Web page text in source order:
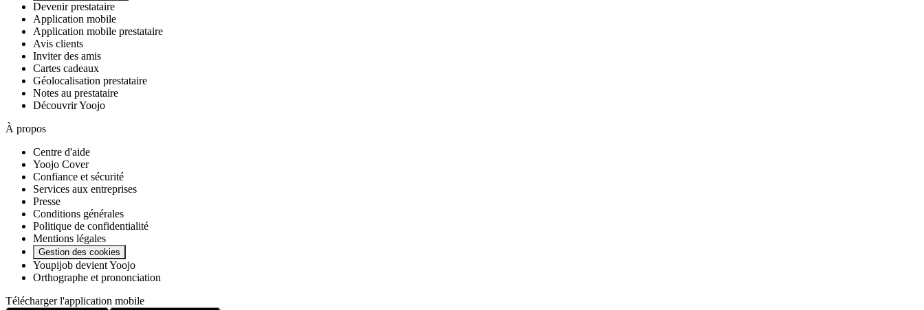
Devenir prestataire
Application mobile
Application mobile prestataire
Avis clients
Inviter des amis
Cartes cadeaux
Géolocalisation prestataire
Notes au prestataire
Découvrir Yoojo
À propos
Centre d'aide
Yoojo Cover
Confiance et sécurité
Services aux entreprises
Presse
Conditions générales
Politique de confidentialité
Mentions légales
Gestion des cookies
Youpijob devient Yoojo
Orthographe et prononciation
Télécharger l'application mobile